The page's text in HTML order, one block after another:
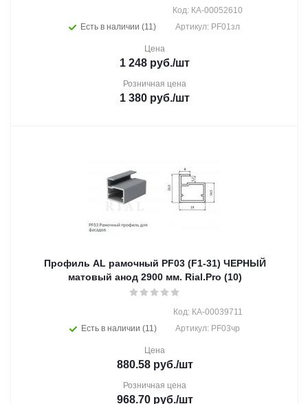
Есть в наличии (11)
Код: КА-00052610
Артикул: PF01зл
Цена
1 248 руб./шт
Розничная цена
1 380 руб./шт
Профиль AL рамочный PF03 (F1-31) ЧЕРНЫЙ
матовый анод 2900 мм. Rial.Pro (10)
Есть в наличии (11)
Код: КА-00039711
Артикул: PF03чр
Цена
880.58руб./шт
Розничная цена
968.70руб./шт